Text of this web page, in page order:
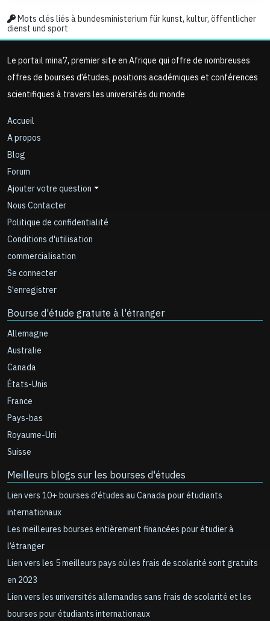
Mots clés liés à bundesministerium für kunst, kultur, öffentlicher
dienst und sport
Le portail mina7, premier site en Afrique qui offre de nombreuses
offres de bourses d’études, positions académiques et conférences
scientifiques à travers les universités du monde
Accueil
A propos
Blog
Forum
Ajouter votre question
Nous Contacter
Politique de confidentialité
Conditions d'utilisation
commercialisation
Se connecter
S'enregistrer
Bourse d'étude gratuite à l'étranger
Allemagne
Australie
Canada
États-Unis
France
Pays-bas
Royaume-Uni
Suisse
Meilleurs blogs sur les bourses d'études
Lien vers 10+ bourses d'études au Canada pour étudiants
internationaux
Les meilleures bourses entièrement financées pour étudier à
l’étranger
Lien vers les 5 meilleurs pays où les frais de scolarité sont gratuits
en 2023
Lien vers les universités allemandes sans frais de scolarité et les
bourses pour étudiants internationaux